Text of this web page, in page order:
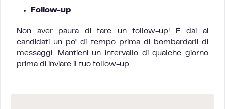
Follow-up
Non aver paura di fare un follow-up! E dai ai
candidati un po’ di tempo prima di bombardarli di
messaggi. Mantieni un intervallo di qualche giorno
prima di inviare il tuo follow-up.